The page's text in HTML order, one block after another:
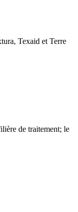
Texaid et Terre
de traitement; le